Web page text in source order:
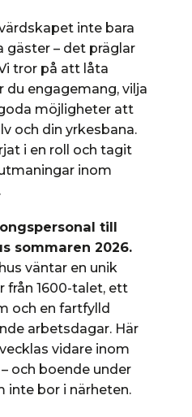
inte bara
gäster – det präglar
tror på att låta
du engagemang, vilja
möjligheter att
och din yrkesbana.
i en roll och tagit
inom
till
sommaren 2026.
väntar en unik
från 1600-talet, ett
och en fartfylld
arbetsdagar. Här
vidare inom
och boende under
inte bor i närheten.